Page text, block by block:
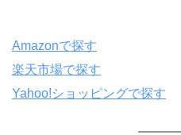
Amazonで探す
楽天市場で探す
Yahoo!ショッピングで探す